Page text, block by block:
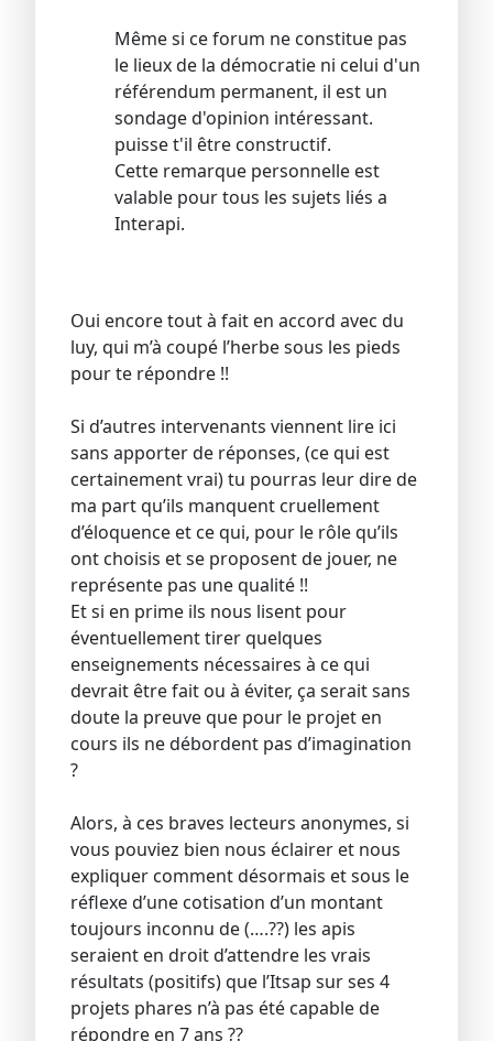
Même si ce forum ne constitue pas
le lieux de la démocratie ni celui d'un
référendum permanent, il est un
sondage d'opinion intéressant.
puisse t'il être constructif.
Cette remarque personnelle est
valable pour tous les sujets liés a
Interapi.
Oui encore tout à fait en accord avec du
luy, qui m’à coupé l’herbe sous les pieds
pour te répondre !!
Si d’autres intervenants viennent lire ici
sans apporter de réponses, (ce qui est
certainement vrai) tu pourras leur dire de
ma part qu’ils manquent cruellement
d’éloquence et ce qui, pour le rôle qu’ils
ont choisis et se proposent de jouer, ne
représente pas une qualité !!
Et si en prime ils nous lisent pour
éventuellement tirer quelques
enseignements nécessaires à ce qui
devrait être fait ou à éviter, ça serait sans
doute la preuve que pour le projet en
cours ils ne débordent pas d’imagination
?
Alors, à ces braves lecteurs anonymes, si
vous pouviez bien nous éclairer et nous
expliquer comment désormais et sous le
réflexe d’une cotisation d’un montant
toujours inconnu de (….??) les apis
seraient en droit d’attendre les vrais
résultats (positifs) que l’Itsap sur ses 4
projets phares n’à pas été capable de
répondre en 7 ans ??